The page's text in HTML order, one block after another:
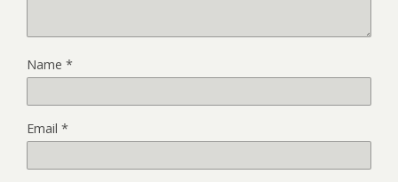
Name *
Email *